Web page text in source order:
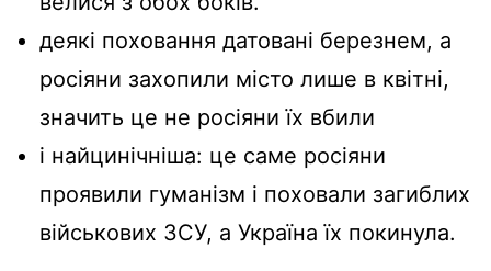
деякі поховання датовані березнем, а
росіяни захопили місто лише в квітні,
значить це не росіяни їх вбили
і найцинічніша: це саме росіяни
проявили гуманізм і поховали загиблих
військових ЗСУ, а Україна їх покинула.